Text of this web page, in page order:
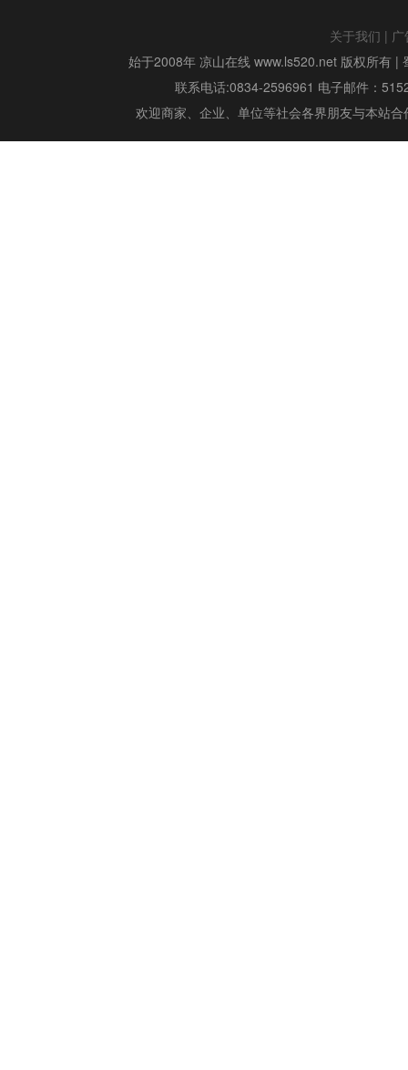
关于我们 |
始于2008年 凉山在线 www.ls520.net 版权所有
联系电话:0834-2596961 电子邮件：
欢迎商家、企业、单位等社会各界朋友与本站